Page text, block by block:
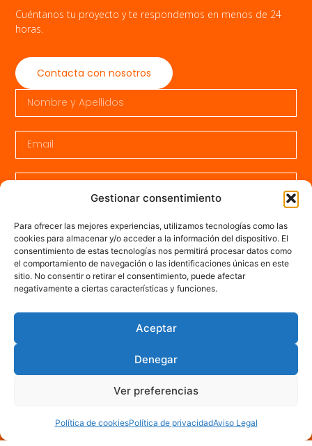
Gestionar consentimiento
Para ofrecer las mejores experiencias, utilizamos tecnologías como las
cookies para almacenar y/o acceder a la información del dispositivo. El
consentimiento de estas tecnologías nos permitirá procesar datos como
el comportamiento de navegación o las identificaciones únicas en este
sitio. No consentir o retirar el consentimiento, puede afectar
negativamente a ciertas características y funciones.
Aceptar
Denegar
Ver preferencias
Política de cookiesPolítica de privacidadAviso Legal
Cuéntanos tu proyecto y te respondemos en menos de 24
horas.
Contacta con nosotros